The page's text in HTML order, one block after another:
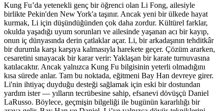
Kung Fu’da yetenekli genç bir öğrenci olan Li Fong, ailesiyle
birlikte Pekin'den New York'a taşınır. Ancak yeni bir ülkede hayat
kurmak, Li için düşündüğünden çok daha zordur. Kültürel farklar,
okulda yaşadığı uyum sorunları ve ailesinde yaşanan acı bir kayıp,
onun iç dünyasında derin çatlaklar açar. Li, bir arkadaşının tehditkâr
bir durumla karşı karşıya kalmasıyla harekete geçer. Çözüm ararken,
cesaretini sınayacak bir karar verir: Yaklaşan bir karate turnuvasına
katılacaktır. Ancak yalnızca Kung Fu bilgisinin yeterli olmadığını
kısa sürede anlar. Tam bu noktada, eğitmeni Bay Han devreye girer.
Li'nin ihtiyaç duyduğu desteği sağlamak için eski bir dostundan
yardım ister — yılların tecrübesine sahip, efsanevi dövüşçü Daniel
LaRusso. Böylece, geçmişin bilgeliği ile bugünün kararlılığı bir